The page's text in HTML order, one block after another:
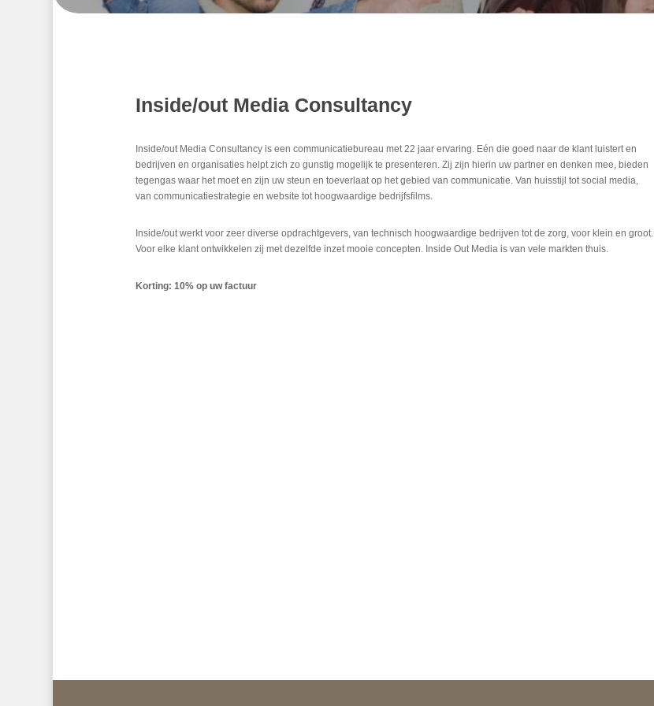
Inside/out Media Consultancy
Inside/out Media Consultancy is een communicatiebureau met 22 jaar ervaring. Eén die goed naar de klant luistert en
bedrijven en organisaties helpt zich zo gunstig mogelijk te presenteren. Zij zijn hierin uw partner en denken mee, bieden
tegengas waar het moet en zijn uw steun en toeverlaat op het gebied van communicatie. Van huisstijl tot social media,
van communicatiestrategie en website tot hoogwaardige bedrijfsfilms.
Inside/out werkt voor zeer diverse opdrachtgevers, van technisch hoogwaardige bedrijven tot de zorg, voor klein en groot.
Voor elke klant ontwikkelen zij met dezelfde inzet mooie concepten. Inside Out Media is van vele markten thuis.
Korting: 10% op uw factuur